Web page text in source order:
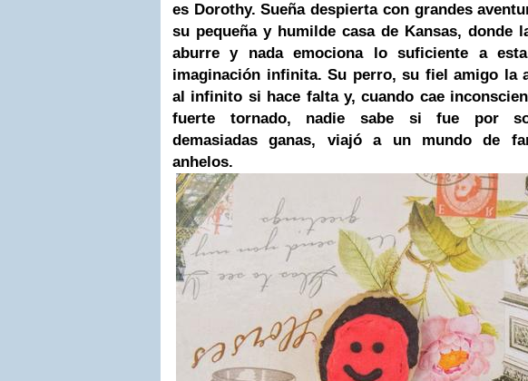
es Dorothy. Sueña despierta con grandes
su pequeña y humilde casa de Kansas, donde
aburre y nada emociona lo suficiente a
imaginación infinita. Su perro, su fiel amigo la
al infinito si hace falta y, cuando cae
fuerte tornado, nadie sabe si fue por
demasiadas ganas, viajó a un mundo de
anhelos.